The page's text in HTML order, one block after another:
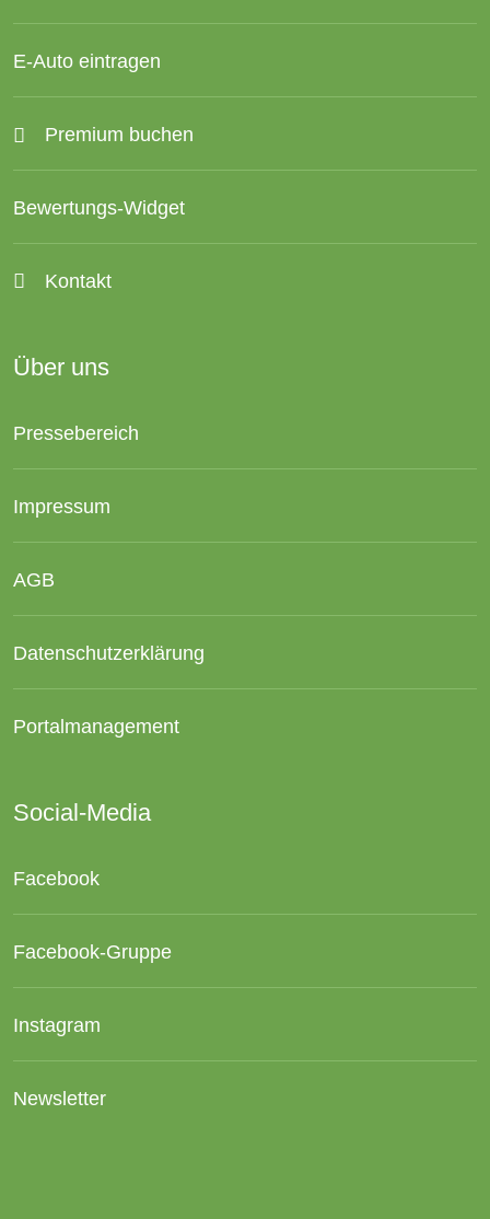
E-Auto eintragen
Premium buchen
Bewertungs-Widget
Kontakt
Über uns
Pressebereich
Impressum
AGB
Datenschutzerklärung
Portalmanagement
Social-Media
Facebook
Facebook-Gruppe
Instagram
Newsletter